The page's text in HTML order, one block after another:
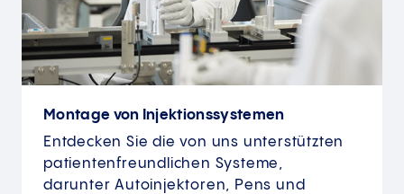
Montage von Injektionssystemen
Entdecken Sie die von uns unterstützten
patientenfreundlichen Systeme,
darunter Autoinjektoren, Pens und